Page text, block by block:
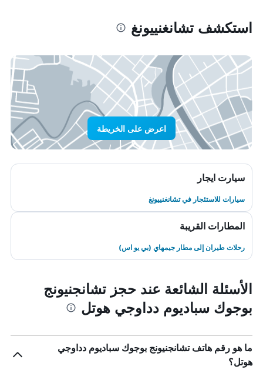
استكشف تشانغنييونغ
اعرض على الخريطة
سيارت ايجار
سيارات للاستئجار في تشانغنييونغ
المطارات القريبة
رحلات طيران إلى مطار جيمهاي (بي يو اس)
الأسئلة الشائعة عند حجز تشانجنيونج
بوجوك سباديوم دداوجي هوتل
ما هو رقم هاتف تشانجنيونج بوجوك سباديوم دداوجي
هوتل؟